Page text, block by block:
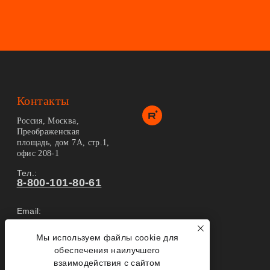
Контакты
Россия, Москва,
Преображенская
площадь, дом 7А, стр.1,
офис 208-1
Тел.:
8-800-101-80-61
Email:
Карта сайта
Мы используем файлы cookie для
обеспечения наилучшего
взаимодействия с сайтом